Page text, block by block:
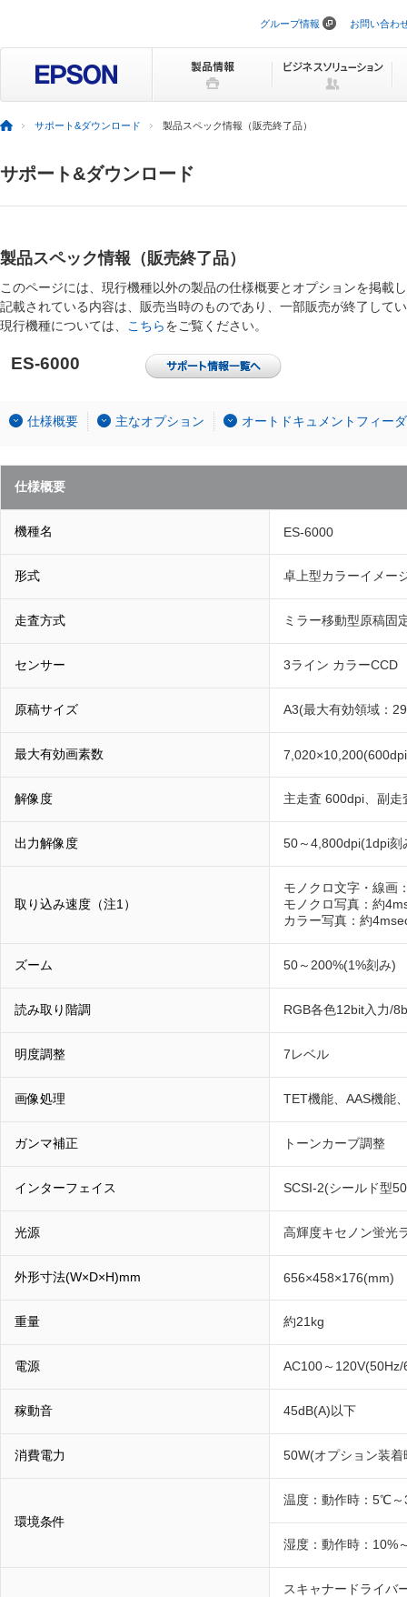
ビ
ョ
を
グループ情報 お問い合わ
サポート&ダウンロード 製品スペック情報（販売終了品）
サポート&ダウンロード
製品スペック情報（販売終了品）
このページには、現行機種以外の製品の仕様概要とオプションを掲載
記載されている内容は、販売当時のものであり、一部販売が終了して
現行機種については、
こちらをご覧ください。
ES-6000
仕様概要 主なオプション オートドキュメントフィー
仕様概要
機種名 ES-6000
形式 卓上型カラーイメー
走査方式 ミラー移動型原稿固
センサー 3ライン カラーCCD
原稿サイズ A3(最大有効領域：
最大有効画素数
解像度 主走査 600dpi、副走
出力解像度 50～4,800dpi(1dpi刻
取り込み速度（注1）
モノクロ文字・線画
モノクロ写真：約
カラー写真：約
ズーム 50～200%(1%刻み)
読み取り階調 RGB各色12bit入力/
明度調整 7レベル
画像処理 TET機能、AAS機能
ガンマ補正 トーンカーブ調整
インターフェイス SCSI-2(シールド型
光源 高輝度キセノン蛍光
外形寸法(W×D×H)mm 656×458×176(mm)
重量 約21kg
電源 AC100～120V(50Hz/
稼動音 45dB(A)以下
消費電力 50W(オプション装
環境条件
温度：動作時：5℃
湿度：動作時：10%
スキャナードライバ